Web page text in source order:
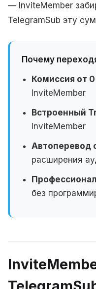
— InviteMember
TelegramSub эту
Почему
Комиссия от
InviteMember
Встроенный
InviteMember
Автоперевод
расширения
без